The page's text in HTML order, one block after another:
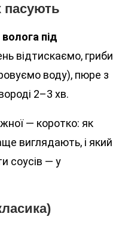
пасують
волога під
відтискаємо, гриби
воду), пюре з
2–3 хв.
— коротко: як
виглядають, і який
соусів — у